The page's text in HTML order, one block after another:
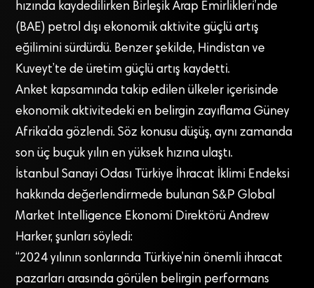
hızında kaydedilirken Birleşik Arap Emirlikleri’nde
(BAE) petrol dışı ekonomik aktivite güçlü artış
eğilimini sürdürdü. Benzer şekilde, Hindistan ve
Kuveyt’te de üretim güçlü artış kaydetti.
Anket kapsamında takip edilen ülkeler içerisinde
ekonomik aktivitedeki en belirgin zayıflama Güney
Afrika’da gözlendi. Söz konusu düşüş, aynı zamanda
son üç buçuk yılın en yüksek hızına ulaştı.
İstanbul Sanayi Odası Türkiye İhracat İklimi Endeksi
hakkında değerlendirmede bulunan S&P Global
Market Intelligence Ekonomi Direktörü Andrew
Harker, şunları söyledi:
“2024 yılının sonlarında Türkiye’nin önemli ihracat
pazarları arasında görülen belirgin performans